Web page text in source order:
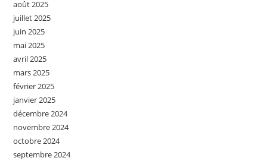
août 2025
juillet 2025
juin 2025
mai 2025
avril 2025
mars 2025
février 2025
janvier 2025
décembre 2024
novembre 2024
octobre 2024
septembre 2024